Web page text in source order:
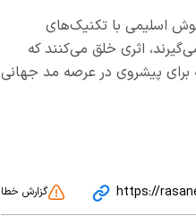
اسلیمی با تکنیک‌های
اثری خلق می‌کنند که
برای پیشروی در عرصه مد جهانی
https:// گزارش خطا